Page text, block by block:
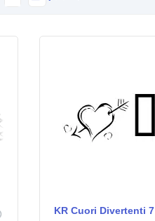
KR Cuori Divertenti 7